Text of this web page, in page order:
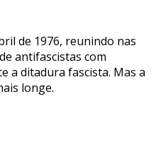
de 1976, reunindo nas
antifascistas com
a ditadura fascista. Mas a
longe.